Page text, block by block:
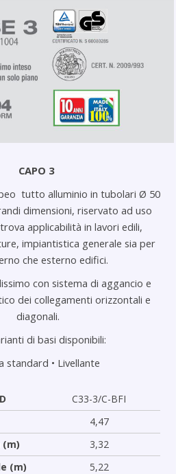
CAPO 3
tutto alluminio in tubolari Ø 50
dimensioni, riservato ad uso
applicabilità in lavori edili,
impiantistica generale sia per
che esterno edifici.
con sistema di aggancio e
dei collegamenti orizzontali e
diagonali.
di basi disponibili:
standard • Livellante
C33-3/C-BFI
4,47
(m)
3,32
(m)
5,22